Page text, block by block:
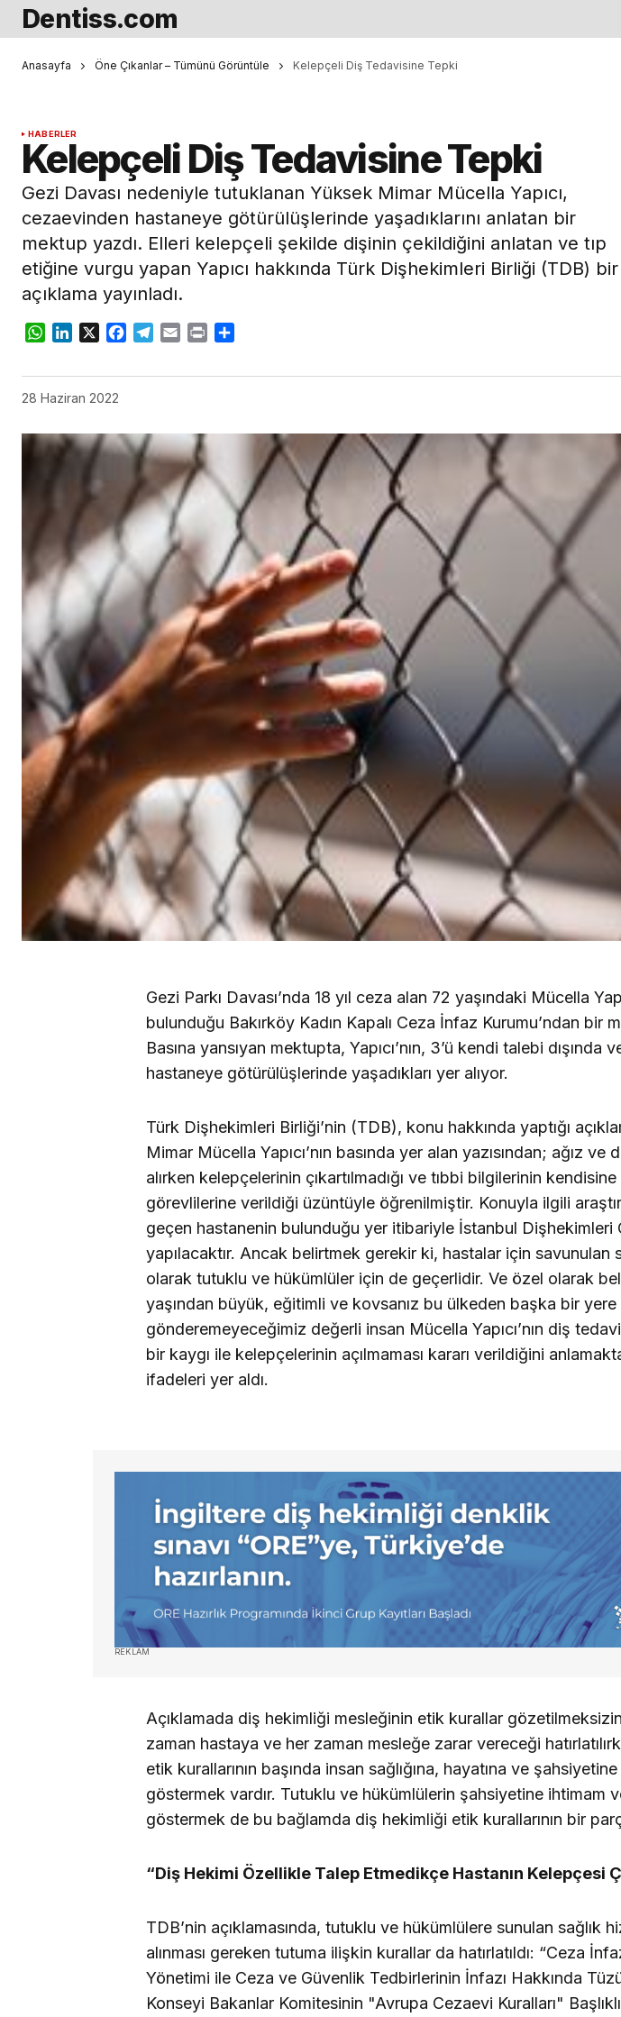
Dentiss.com
Anasayfa Öne Çıkanlar – Tümünü Görüntüle Kelepçeli Diş Tedavisine Tepki
HABERLER
Kelepçeli Diş Tedavisine Tepki
Gezi Davası nedeniyle tutuklanan Yüksek Mimar Mücella Yapıcı,
cezaevinden hastaneye götürülüşlerinde yaşadıklarını anlatan bir
mektup yazdı. Elleri kelepçeli şekilde dişinin çekildiğini anlatan ve tıp
etiğine vurgu yapan Yapıcı hakkında Türk Dişhekimleri Birliği (TDB) bir
açıklama yayınladı.
WhatsApp
LinkedIn
X Facebook
Telegram
Email Print
28 Haziran 2022
Gezi Parkı Davası’nda 18 yıl ceza alan 72 yaşındaki Mücella
bulunduğu Bakırköy Kadın Kapalı Ceza İnfaz Kurumu’ndan bir
Basına yansıyan mektupta, Yapıcı’nın, 3’ü kendi talebi dışında
hastaneye götürülüşlerinde yaşadıkları yer alıyor.
Türk Dişhekimleri Birliği’nin (TDB), konu hakkında yaptığı
Mimar Mücella Yapıcı’nın basında yer alan yazısından; ağız ve
alırken kelepçelerinin çıkartılmadığı ve tıbbi bilgilerinin
görevlilerine verildiği üzüntüyle öğrenilmiştir. Konuyla ilgili
geçen hastanenin bulunduğu yer itibariyle İstanbul Dişhekimleri
yapılacaktır. Ancak belirtmek gerekir ki, hastalar için savunulan
olarak tutuklu ve hükümlüler için de geçerlidir. Ve özel olarak
yaşından büyük, eğitimli ve kovsanız bu ülkeden başka bir yere
gönderemeyeceğimiz değerli insan Mücella Yapıcı’nın diş
bir kaygı ile kelepçelerinin açılmaması kararı verildiğini
ifadeleri yer aldı.
REKLAM
Açıklamada diş hekimliği mesleğinin etik kurallar gözetilmeksizin
zaman hastaya ve her zaman mesleğe zarar vereceği
etik kurallarının başında insan sağlığına, hayatına ve
göstermek vardır. Tutuklu ve hükümlülerin şahsiyetine ihtimam
göstermek de bu bağlamda diş hekimliği etik kurallarının bir
“Diş Hekimi Özellikle Talep Etmedikçe Hastanın Kelepçesi
TDB’nin açıklamasında, tutuklu ve hükümlülere sunulan sağlık
alınması gereken tutuma ilişkin kurallar da hatırlatıldı: “Ceza
Yönetimi ile Ceza ve Güvenlik Tedbirlerinin İnfazı Hakkında
Konseyi Bakanlar Komitesinin "Avrupa Cezaevi Kuralları"